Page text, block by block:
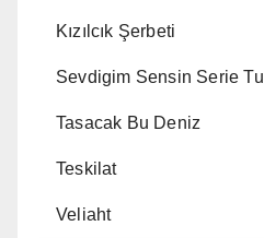
Kızılcık Şerbeti
Sevdigim Sensin Serie
Tasacak Bu Deniz
Teskilat
Veliaht